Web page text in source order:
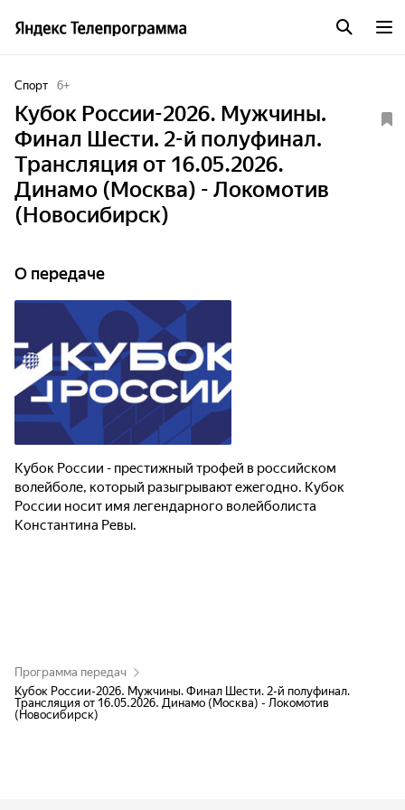
Спорт 6+
Кубок России-2026. Мужчины.
Финал Шести. 2-й полуфинал.
Трансляция от 16.05.2026.
Динамо (Москва) - Локомотив
(Новосибирск)
О передаче
Кубок России - престижный трофей в российском
волейболе, который разыгрывают ежегодно. Кубок
России носит имя легендарного волейболиста
Константина Ревы.
Программа передач
Кубок России-2026. Мужчины. Финал Шести. 2-й полуфинал.
Трансляция от 16.05.2026. Динамо (Москва) - Локомотив
(Новосибирск)